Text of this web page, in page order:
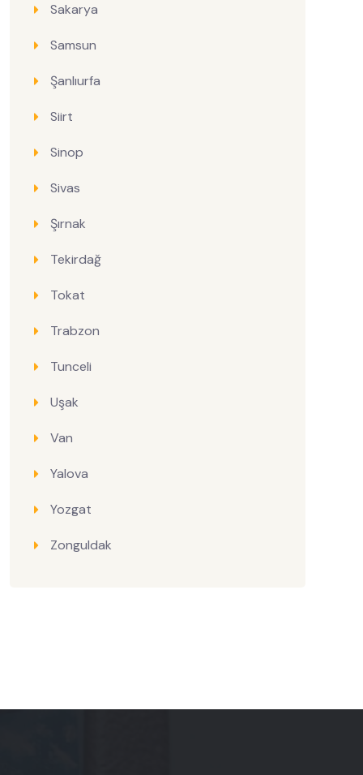
Sakarya
Samsun
Şanlıurfa
Siirt
Sinop
Sivas
Şırnak
Tekirdağ
Tokat
Trabzon
Tunceli
Uşak
Van
Yalova
Yozgat
Zonguldak